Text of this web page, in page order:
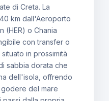
di Creta. La
km dall'Aeroporto
(HER) o Chania
con transfer o
in prossimità
sabbia dorata che
dell'isola, offrendo
del mare